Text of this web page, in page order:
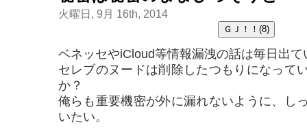
火曜日, 9月 16th, 2014
ベネッセやiCloud等情報漏洩の話は毎日出て
セレブのヌードは削除したつもりになって
か？
俺らも重要機密が外に漏れないように、し
いたい。